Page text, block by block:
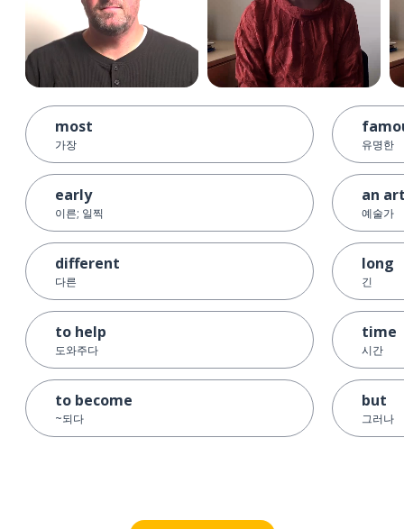
most
가장
early
이른; 일찍
different
다른
to help
도와주다
to become
~되다
유명한
an
예술가
long
긴
time
시간
but
그러나